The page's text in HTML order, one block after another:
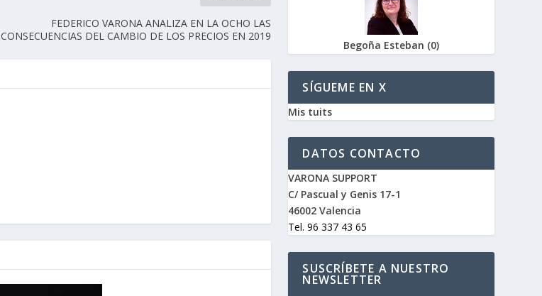
FEDERICO VARONA ANALIZA EN LA OCHO LAS
CONSECUENCIAS DEL CAMBIO DE LOS PRECIOS EN 2019
Begoña Esteban (0)
SÍGUEME EN X
Mis tuits
DATOS CONTACTO
VARONA SUPPORT
C/ Pascual y Genis 17-1
46002 Valencia
Tel. 96 337 43 65
SUSCRÍBETE A NUESTRO
NEWSLETTER